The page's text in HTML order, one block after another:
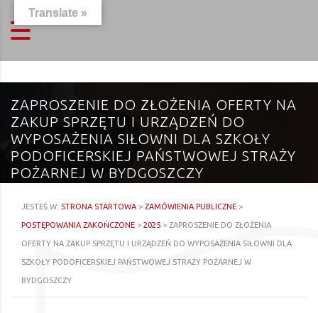
ZAPROSZENIE DO ZŁOŻENIA OFERTY NA
ZAKUP SPRZĘTU I URZĄDZEŃ DO
WYPOSAŻENIA SIŁOWNI DLA SZKOŁY
PODOFICERSKIEJ PAŃSTWOWEJ STRAŻY
POŻARNEJ W BYDGOSZCZY
JESTEŚ W: STRONA STARTOWA > ZAMÓWIENIA PUBLICZNE >
POSTĘPOWANIA ZAKOŃCZONE > 2025 > ZAPROSZENIE DO ZŁOŻENIA
OFERTY NA ZAKUP SPRZĘTU I URZĄDZEŃ DO WYPOSAŻENIA SIŁOWNI DLA
SZKOŁY PODOFICERSKIEJ PAŃSTWOWEJ STRAŻY POŻARNEJ W
BYDGOSZCZY
Translate »